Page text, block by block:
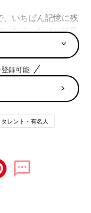
、いちばん記憶に残
はなく、なぜか祖母
事により少しカサカ
母と離れて眠るこ
をもつ祖母のお背中
うになってからは
すっかり忘れてい
イして」と頼まれ
えりました。
？と思ったら、ど
録可能
タレント・有名人